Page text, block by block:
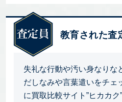
教育された査
失礼な行動や汚い身なりな
だしなみや言葉遣いをチェ
に買取比較サイト”ヒカカ